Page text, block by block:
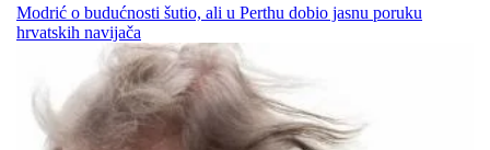
Modrić o budućnosti šutio, ali u Perthu dobio jasnu poruku
hrvatskih navijača